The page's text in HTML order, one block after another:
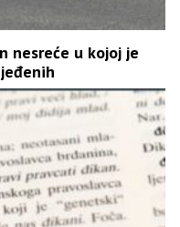
nesreće u kojoj je